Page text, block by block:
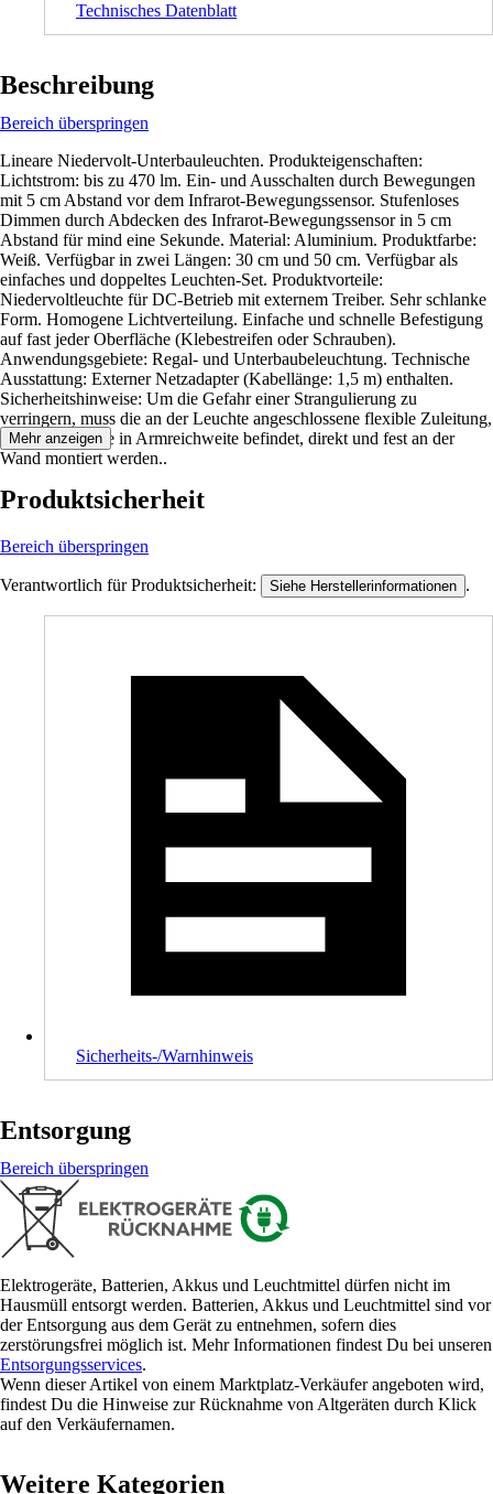
Technisches Datenblatt
Beschreibung
Bereich überspringen
Lineare Niedervolt-Unterbauleuchten. Produkteigenschaften:
Lichtstrom: bis zu 470 lm. Ein- und Ausschalten durch Bewegungen
mit 5 cm Abstand vor dem Infrarot-Bewegungssensor. Stufenloses
Dimmen durch Abdecken des Infrarot-Bewegungssensor in 5 cm
Abstand für mind eine Sekunde. Material: Aluminium. Produktfarbe:
Weiß. Verfügbar in zwei Längen: 30 cm und 50 cm. Verfügbar als
einfaches und doppeltes Leuchten-Set. Produktvorteile:
Niedervoltleuchte für DC-Betrieb mit externem Treiber. Sehr schlanke
Form. Homogene Lichtverteilung. Einfache und schnelle Befestigung
auf fast jeder Oberfläche (Klebestreifen oder Schrauben).
Anwendungsgebiete: Regal- und Unterbaubeleuchtung. Technische
Ausstattung: Externer Netzadapter (Kabellänge: 1,5 m) enthalten.
Sicherheitshinweise: Um die Gefahr einer Strangulierung zu
verringern, muss die an der Leuchte angeschlossene flexible Zuleitung,
sofern sich diese in Armreichweite befindet, direkt und fest an der
Wand montiert werden..
Mehr anzeigen
Produktsicherheit
Bereich überspringen
Verantwortlich für Produktsicherheit: Siehe Herstellerinformationen .
Sicherheits-/Warnhinweis
Entsorgung
Bereich überspringen
Elektrogeräte, Batterien, Akkus und Leuchtmittel dürfen nicht im
Hausmüll entsorgt werden. Batterien, Akkus und Leuchtmittel sind vor
der Entsorgung aus dem Gerät zu entnehmen, sofern dies
zerstörungsfrei möglich ist. Mehr Informationen findest Du bei unseren
Entsorgungsservices.
Wenn dieser Artikel von einem Marktplatz-Verkäufer angeboten wird,
findest Du die Hinweise zur Rücknahme von Altgeräten durch Klick
auf den Verkäufernamen.
Weitere Kategorien